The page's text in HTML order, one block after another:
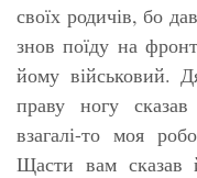
своїх родичів, бо
знов поїду на
йому військовий.
праву ногу
взагалі-то моя
Щасти вам сказав